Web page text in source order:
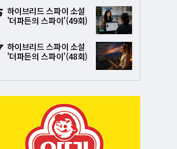
하이브리드 스파이 소설
'더파든의 스파이'(49회)
하이브리드 스파이 소설
'더파든의 스파이'(48회)